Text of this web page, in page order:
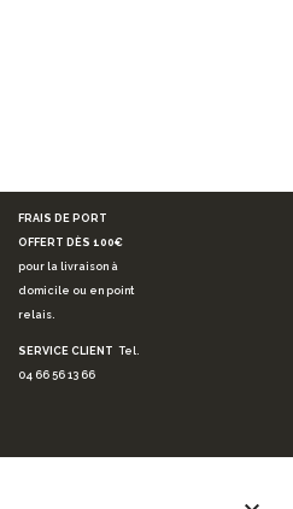
FRAIS DE PORT
OFFERT DÈS 100€
pour la livraison à
domicile ou en point
relais.
SERVICE CLIENT Tel.
04 66 56 13 66